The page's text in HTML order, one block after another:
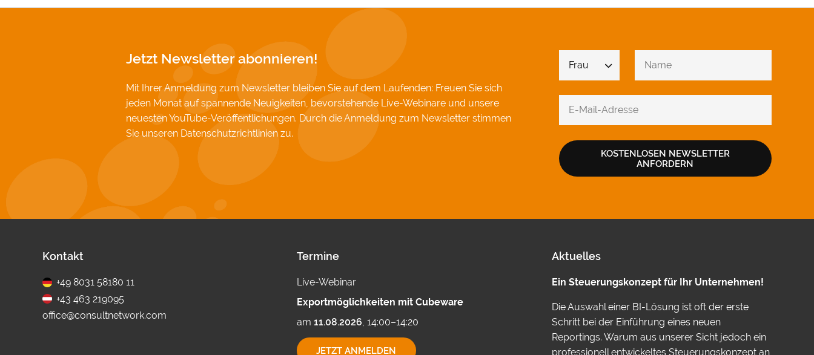
Jetzt Newsletter abonnieren!
Mit Ihrer Anmeldung zum Newsletter bleiben Sie auf dem Laufenden: Freuen Sie sich
jeden Monat auf spannende Neuigkeiten, bevorstehende Live-Webinare und unsere
neuesten YouTube-Veröffentlichungen. Durch die Anmeldung zum Newsletter stimmen
Sie unseren Datenschutzrichtlinienzu.
KOSTENLOSEN NEWSLETTER
ANFORDERN
Fußbereich
Kontakt
+49 8031 58180 11
+43 463 219095
office@consultnetwork.com
Termine
Live-Webinar
Exportmöglichkeiten mit Cubeware
am11.08.2026, 14:00–14:20
JETZT ANMELDEN EXPORTMÖGLICHKEITEN
Aktuelles
Ein Steuerungskonzept für Ihr Unternehmen!
Die Auswahl einer BI-Lösung ist oft der erste
Schritt bei der Einführung eines neuen
Reportings. Warum aus unserer Sicht jedoch ein
professionell entwickeltes Steuerungskonzept an